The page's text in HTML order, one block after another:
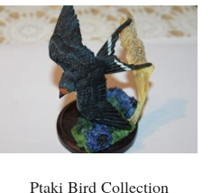
Ptaki Bird Collection